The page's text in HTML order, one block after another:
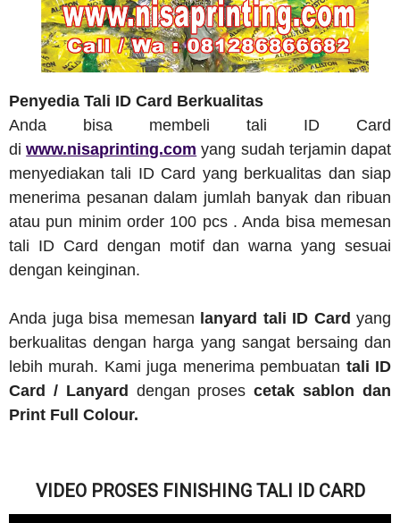
Penyedia Tali ID Card Berkualitas
Anda bisa membeli tali ID Card
diwww.nisaprinting.com yang sudah terjamin dapat
menyediakan tali ID Card yang berkualitas dan siap
menerima pesanan dalam jumlah banyak dan ribuan
atau pun minim order 100 pcs . Anda bisa memesan
tali ID Card dengan motif dan warna yang sesuai
dengan keinginan.
Anda juga bisa memesan lanyard tali ID Card yang
berkualitas dengan harga yang sangat bersaing dan
lebih murah. Kami juga menerima pembuatan tali ID
Card / Lanyard dengan prosescetak sablon dan
Print Full Colour.
VIDEO PROSES FINISHING TALI ID CARD